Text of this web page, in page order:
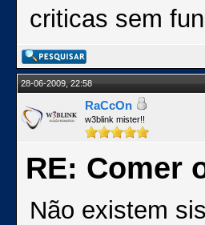
criticas sem
28-06-2009, 22:58
RaCcOn
w3blink mister!!
RE: Comer
Não existem